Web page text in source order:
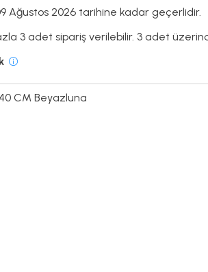
Ağustos 2026 tarihine kadar geçerlidir.
3 adet sipariş verilebilir. 3 adet
CM Beyazluna